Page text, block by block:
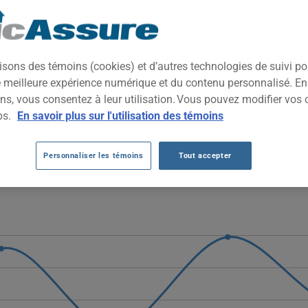
qui combine performances élevées et raffinement typique
M235I AU FIL DES 5 DERNIÈRES
fluctuent fortement, passant de 866 $ à 1897 $, puis chutant à
suggère des variations importantes selon les profils assurés
des témoins (cookies) et d’autres technologies de suivi
expérience numérique et du contenu personnalisé.
vous consentez à leur utilisation. Vous pouvez modifier vos
En savoir plus sur l'utilisation des témoins
Personnaliser les témoins Tout accepter